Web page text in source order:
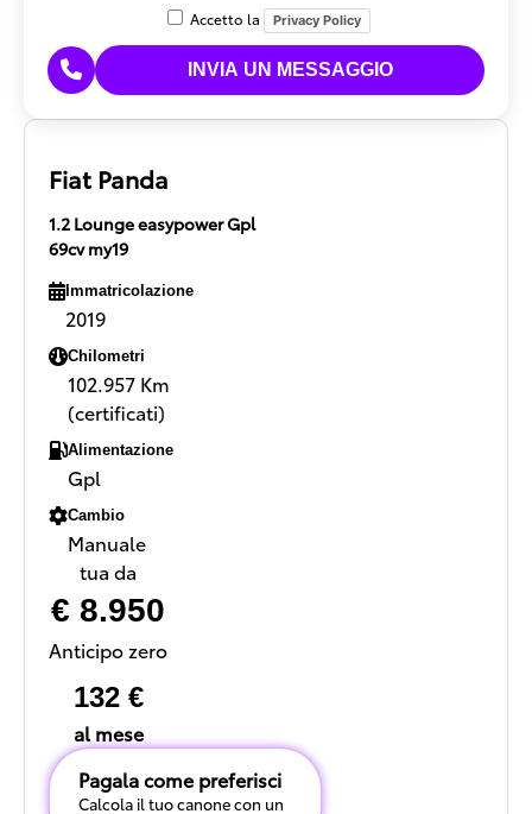
Accetto la Privacy Policy
Fiat Panda
1.2 Lounge easypower Gpl
69cv my19
Immatricolazione
2019
Chilometri
102.957 Km
(certificati)
Alimentazione
Gpl
Cambio
Manuale
tua da
€ 8.950
Anticipo zero
132 €
al mese
Pagala come preferisci
Calcola il tuo canone con un